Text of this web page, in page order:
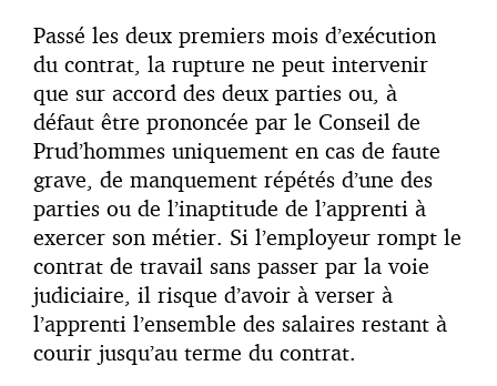
Passé les deux premiers mois d’exécution
du contrat, la rupture ne peut intervenir
que sur accord des deux parties ou, à
défaut être prononcée par le Conseil de
Prud’hommes uniquement en cas de faute
grave, de manquement répétés d’une des
parties ou de l’inaptitude de l’apprenti à
exercer son métier. Si l’employeur rompt le
contrat de travail sans passer par la voie
judiciaire, il risque d’avoir à verser à
l’apprenti l’ensemble des salaires restant à
courir jusqu’au terme du contrat.